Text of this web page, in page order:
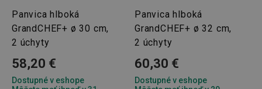
Panvica hlboká
GrandCHEF+ ø 30 cm,
2 úchyty
58,20 €
Dostupné v eshope
Panvica hlboká
GrandCHEF+ ø 32 cm,
2 úchyty
60,30 €
Dostupné v eshope
Nevyhnutne potrebné súbory cookie umožňujú
základné funkcie webovej lokality, ako prihlásenie
používateľa a správa účtu. Webová lokalita sa nedá
súborov cookie.
Názov
Poskytovateľ/